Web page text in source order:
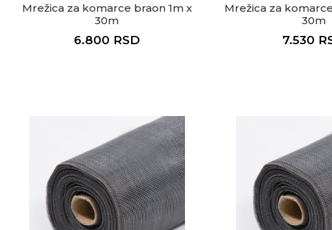
Mrežica za komarce braon 1m x
30m
6.800 RSD
Mrežica za
30m
7.530